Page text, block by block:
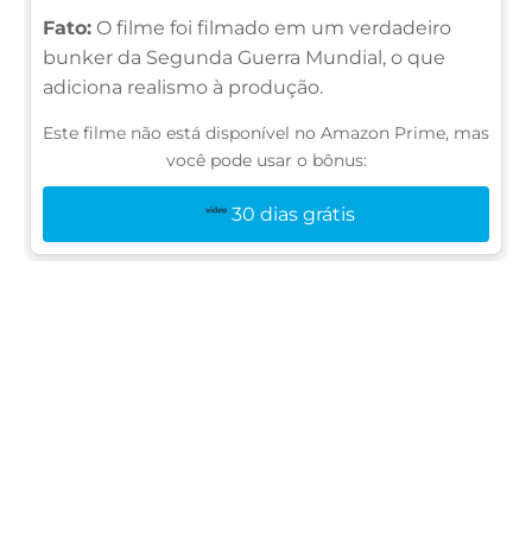
Fato: O filme foi filmado em um verdadeiro
bunker da Segunda Guerra Mundial, o que
adiciona realismo à produção.
Este filme não está disponível no Amazon Prime, mas
você pode usar o bônus:
30 dias grátis